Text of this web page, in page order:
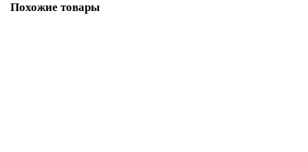
Похожие товары